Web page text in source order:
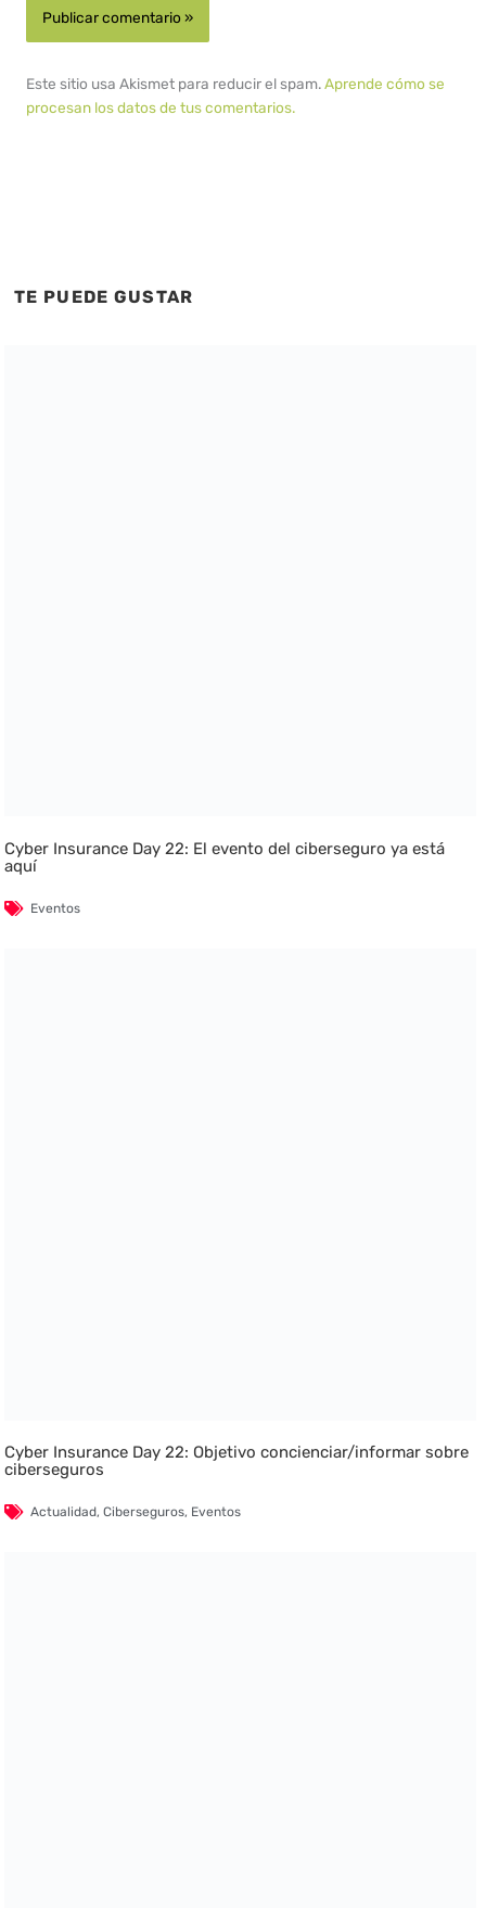
Este sitio usa Akismet para reducir el spam.Aprende cómo se
procesan los datos de tus comentarios.
TE PUEDE GUSTAR
Cyber Insurance Day 22: El evento del ciberseguro ya está
aquí
Eventos
Cyber Insurance Day 22: Objetivo concienciar/informar sobre
ciberseguros
Actualidad,Ciberseguros, Eventos